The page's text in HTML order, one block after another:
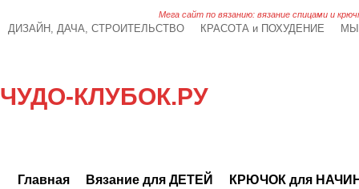
Мега сайт по вязанию: вязание спицами и
ДИЗАЙН, ДАЧА, СТРОИТЕЛЬСТВО КРАСОТА и ПОХУДЕНИЕ
ЧУДО-КЛУБОК.РУ
Главная Вязание для ДЕТЕЙ КРЮЧОК для